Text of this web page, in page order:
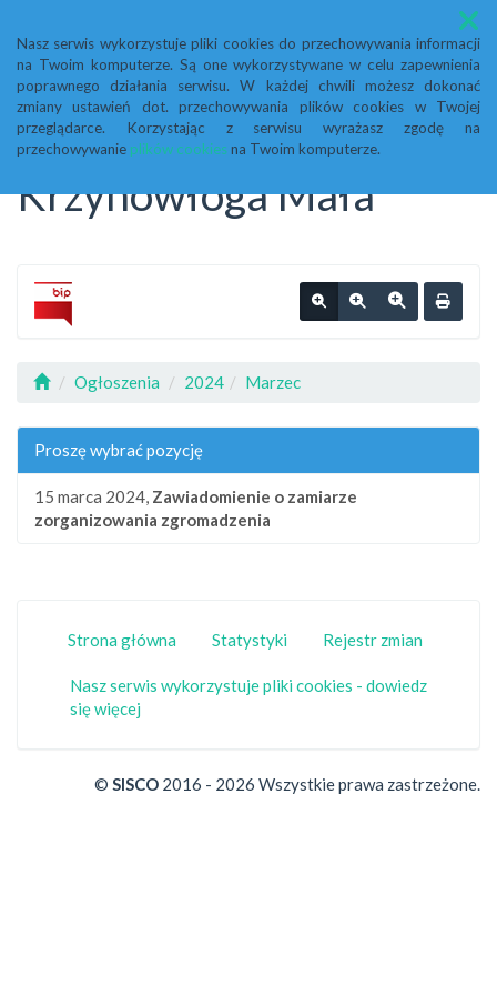
Nasz serwis wykorzystuje pliki cookies do przechowywania informacji
na Twoim komputerze. Są one wykorzystywane w celu zapewnienia
poprawnego działania serwisu. W każdej chwili możesz dokonać
zmiany ustawień dot. przechowywania plików cookies w Twojej
przeglądarce. Korzystając z serwisu wyrażasz zgodę na
przechowywanie plików cookiesna Twoim komputerze.
Menu
Biuletyn Informacji
Publicznej Urząd Gminy
Krzynowłoga Mała
Ogłoszenia 2024 Marzec
Proszę wybrać pozycję
15 marca 2024, Zawiadomienie o zamiarze
zorganizowania zgromadzenia
Strona główna Statystyki Rejestr zmian
Nasz serwis wykorzystuje pliki cookies - dowiedz
się więcej
© SISCO 2016 - 2026 Wszystkie prawa zastrzeżone.